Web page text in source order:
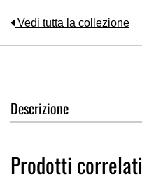
Vedi tutta la collezione
Descrizione
Prodotti correlati